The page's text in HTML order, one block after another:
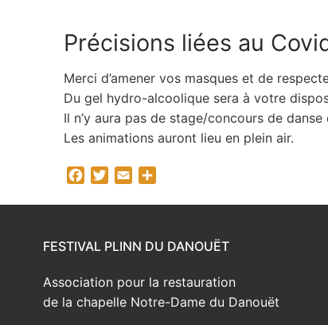
Précisions liées au
Merci d’amener vos masques et de
Du gel hydro-alcoolique sera à votre
Il n’y aura pas de stage/concours de danse
Les animations auront lieu en plein air.
Facebook
Twitter
Email
FESTIVAL PLINN DU DANOUËT
Association pour la restauration
de la chapelle Notre-Dame du Danouët